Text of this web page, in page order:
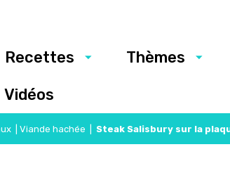
Recettes Thèmes
Vidéos
Viande hachée Steak Salisbury sur la